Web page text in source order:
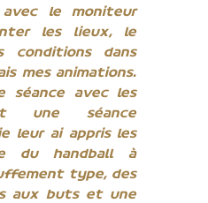
avec le moniteur
les lieux, le
conditions dans
mes animations.
séance avec les
une séance
leur ai appris les
du handball à
type, des
aux buts et une